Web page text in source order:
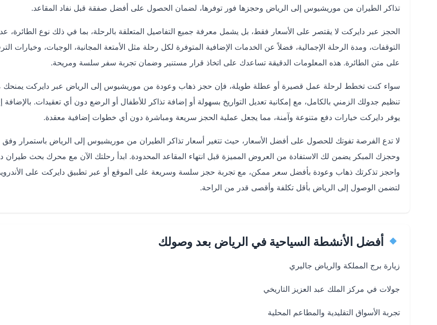
تذاكر الطيران من موريشيوس إلى الرياض وحجزها فور توفرها، لضمان الحصول على أفضل صفقة قبل نفاد المقاعد.
الحجز عبر دايركت لا يقتصر على الأسعار فقط، بل يشمل معرفة جميع التفاصيل المتعلقة بالرحلة، بما في ذلك نوع الطائرة،
التوقفات، ومدة الرحلة الإجمالية، فضلاً عن الخدمات الإضافية المتوفرة لكل رحلة مثل الأمتعة المجانية، الوجبات، وخيارات
على متن الطائرة. هذه المعلومات الدقيقة تساعدك على اتخاذ قرار مستنير وضمان تجربة سفر سلسة ومريحة.
سواء كنت تخطط لرحلة عمل قصيرة أو عطلة طويلة، فإن حجز ذهاب وعودة من موريشيوس إلى الرياض عبر دايركت يمنحك
تنظيم جدولك الزمني بالكامل، مع إمكانية تعديل التواريخ بسهولة أو إضافة تذاكر للأطفال أو الرضع دون أي تعقيدات. بالإضافة
يوفر دايركت خيارات دفع متنوعة وآمنة، مما يجعل عملية الحجز سريعة ومباشرة دون أي خطوات إضافية معقدة.
لا تدع الفرصة تفوتك للحصول على أفضل الأسعار، حيث تتغير أسعار تذاكر الطيران من موريشيوس إلى الرياض باستمرار وفق
وحجزك المبكر يضمن لك الاستفادة من العروض المميزة قبل انتهاء المقاعد المحدودة. ابدأ رحلتك الآن مع محرك بحث طيران
لتضمن الوصول إلى الرياض بأقل تكلفة وأقصى قدر من الراحة.
أفضل الأنشطة السياحية في الرياض بعد وصولك
زيارة برج المملكة والرياض جاليري
جولات في مركز الملك عبد العزيز التاريخي
تجربة الأسواق التقليدية والمطاعم المحلية